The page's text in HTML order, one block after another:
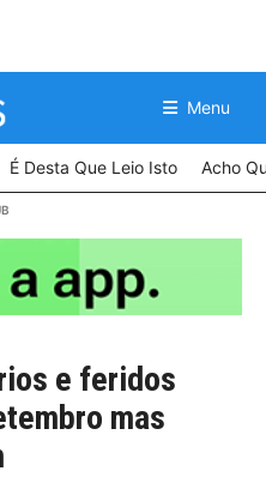
Menu
É Desta Que Leio Isto Acho
e feridos
mas